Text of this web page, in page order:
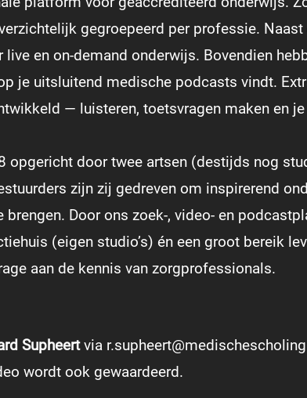
gegroepeerd per professie.
en on-demand onderwijs. Bovendien
je uitsluitend medische podcasts vindt.
— luisteren, toetsvragen maken en
opgericht door twee artsen (destijds nog
zijn zij gedreven om inspirerend
Door ons zoek-, video- en
(eigen studio’s) én een groot bereik
aan de kennis van zorgprofessionals.
Supheertvia
wordt ook gewaardeerd.